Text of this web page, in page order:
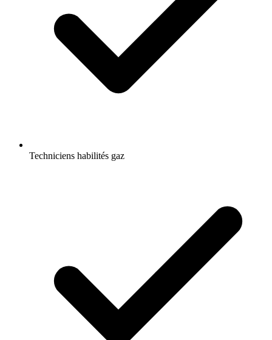
Techniciens habilités gaz